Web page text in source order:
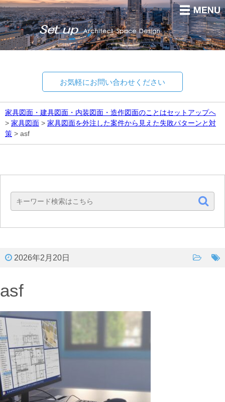
お気軽にお問い合わせください
家具図面・建具図面・内装図面・造作図面のことはセットアップへ
> 家具図面 > 家具図面を外注した案件から見えた失敗パターンと対
策 > asf
2026年2月20日
asf